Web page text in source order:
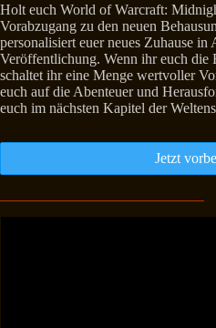
Holt euch World of Warcraft:
Vorabzugang zu den neuen
personalisiert euer neues Zuhause in
Veröffentlichung. Wenn ihr euch die
schaltet ihr eine Menge wertvoller
euch auf die Abenteuer und
euch im nächsten Kapitel der
Jetzt